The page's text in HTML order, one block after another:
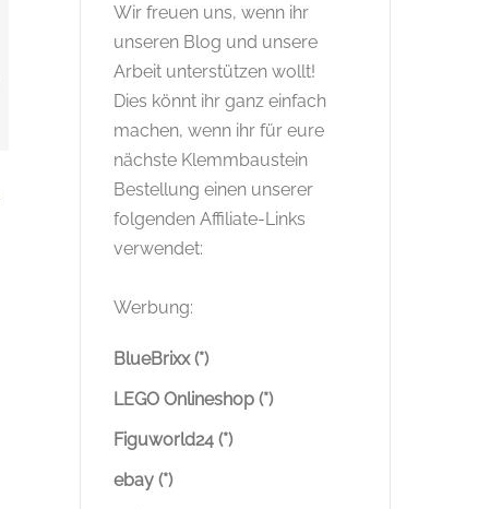
Wir freuen uns, wenn ihr
unseren Blog und unsere
Arbeit unterstützen wollt!
Dies könnt ihr ganz einfach
machen, wenn ihr für eure
nächste Klemmbaustein
Bestellung einen unserer
folgenden Affiliate-Links
verwendet:
Werbung:
BlueBrixx (*)
LEGO Onlineshop (*)
Figuworld24 (*)
ebay (*)